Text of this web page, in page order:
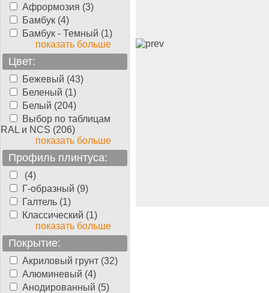
Афрормозия (3)
Бамбук (4)
Бамбук - Темный (1)
показать больше
Цвет:
Бежевый (43)
Беленый (1)
Белый (204)
Выбор по таблицам
RAL и NCS (206)
показать больше
Профиль плинтуса:
(4)
Г-образный (9)
Галтель (1)
Классический (1)
показать больше
Покрытие:
Акриловый грунт (32)
Алюминевый (4)
Анодированный (5)
доска Parquet-
Бук 3-х полосный
2400 мм, 14 мм,
1820.00руб./м2